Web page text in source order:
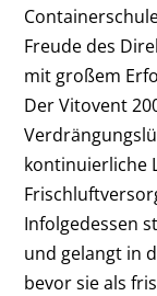
Freude des
mit großem
Der Vitovent
kontinuierliche
Infolgedessen
und gelangt in
bevor sie als